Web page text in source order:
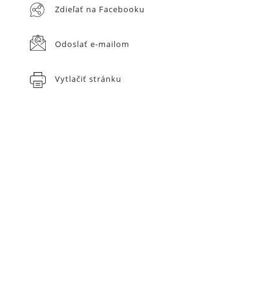
Zdieľať na Facebooku
Odoslať e-mailom
Vytlačiť stránku